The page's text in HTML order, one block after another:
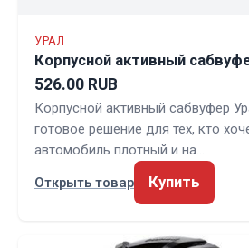
УРАЛ
Корпусной активный
526.00 RUB
Корпусной активный сабвуфер
готовое решение для тех, кто
автомобиль плотный и на…
Открыть товар
Купить